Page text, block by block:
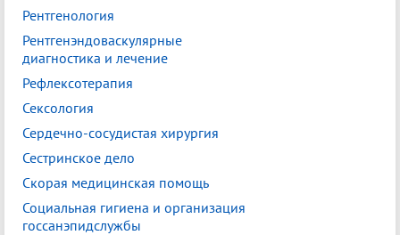
Рентгенология
Рентгенэндоваскулярные
диагностика и лечение
Рефлексотерапия
Сексология
Сердечно-сосудистая хирургия
Сестринское дело
Скорая медицинская помощь
Социальная гигиена и организация
госсанэпидслужбы